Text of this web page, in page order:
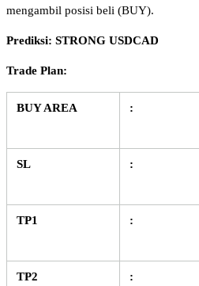
mengambil posisi beli (BUY).
Prediksi: STRONG USDCAD
Trade Plan:
BUY AREA :
SL :
TP1 :
TP2 :